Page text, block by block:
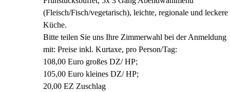
(Fleisch/Fisch/vegetarisch), leichte, regionale und leckere
Küche.
Bitte teilen Sie uns Ihre Zimmerwahl bei der Anmeldung
mit: Preise inkl. Kurtaxe, pro Person/Tag:
108,00 Euro großes DZ/ HP;
105,00 Euro kleines DZ/ HP;
20,00 EZ Zuschlag